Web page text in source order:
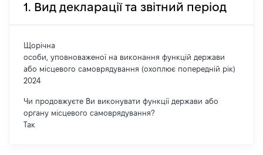
1. Вид декларації та звітний період
Щорічна
особи, уповноваженої на виконання функцій держави
або місцевого самоврядування (охоплює попередній рік)
2024
Чи продовжуєте Ви виконувати функції держави або
органу місцевого самоврядування?
Так